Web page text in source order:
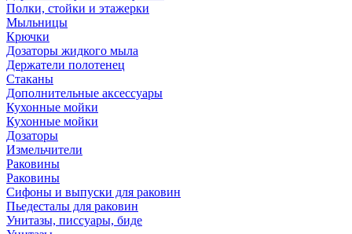
Полки, стойки и этажерки
Мыльницы
Крючки
Дозаторы жидкого мыла
Держатели полотенец
Стаканы
Дополнительные аксессуары
Кухонные мойки
Кухонные мойки
Дозаторы
Измельчители
Раковины
Раковины
Сифоны и выпуски для раковин
Пьедесталы для раковин
Унитазы, писсуары, биде